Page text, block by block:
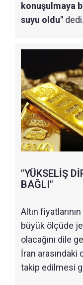
konuşulmaya
suyu oldu" dedi.
"YÜKSELİŞ
BAĞLI"
Altın
büyük ölçüde
olacağını dile
İran arasındaki
takip edilmesi